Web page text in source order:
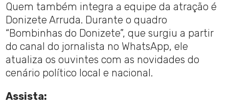
Quem também integra a equipe da atração é
Donizete Arruda. Durante o quadro
“Bombinhas do Donizete”, que surgiu a partir
do canal do jornalista no WhatsApp, ele
atualiza os ouvintes com as novidades do
cenário político local e nacional.
Assista: